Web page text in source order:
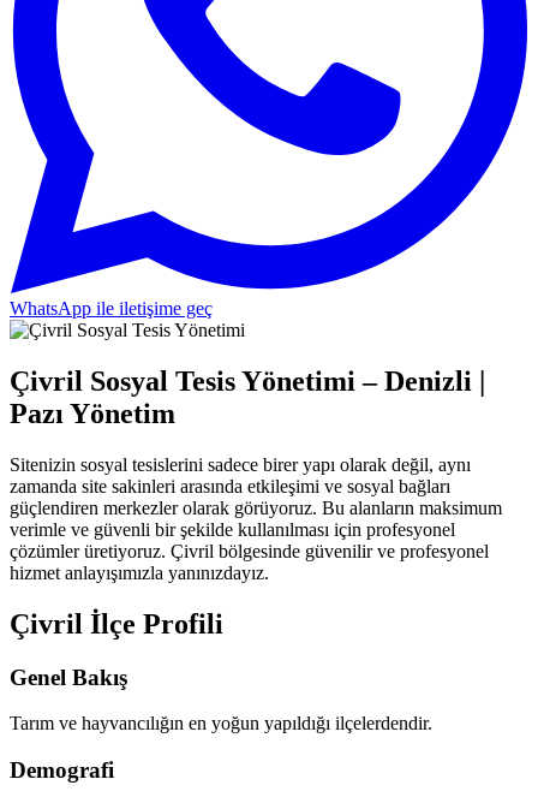
WhatsApp ile iletişime geç
Çivril Sosyal Tesis Yönetimi – Denizli |
Pazı Yönetim
Sitenizin sosyal tesislerini sadece birer yapı olarak değil, aynı
zamanda site sakinleri arasında etkileşimi ve sosyal bağları
güçlendiren merkezler olarak görüyoruz. Bu alanların maksimum
verimle ve güvenli bir şekilde kullanılması için profesyonel
çözümler üretiyoruz. Çivril bölgesinde güvenilir ve profesyonel
hizmet anlayışımızla yanınızdayız.
Çivril İlçe Profili
Genel Bakış
Tarım ve hayvancılığın en yoğun yapıldığı ilçelerdendir.
Demografi